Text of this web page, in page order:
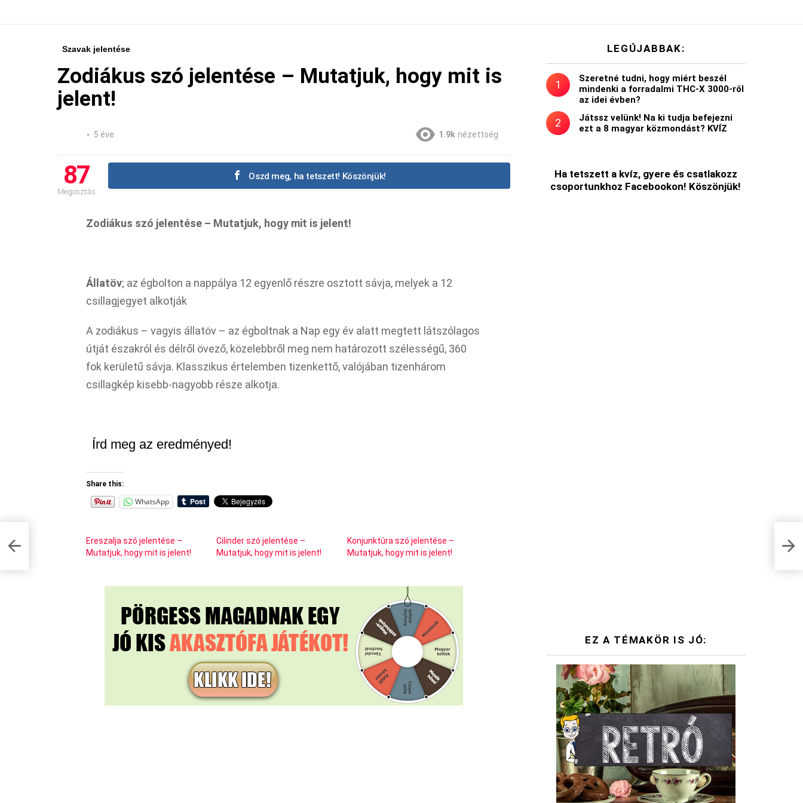
Szavak jelentése
Zodiákus szó jelentése – Mutatjuk, hogy mit is
jelent!
5 éve 1.9k nézettség
87
Megosztás
Oszd meg, ha tetszett! Köszönjük!
Zodiákus szó jelentése – Mutatjuk, hogy mit is jelent!
Állatöv; az égbolton a nappálya 12 egyenlő részre osztott sávja, melyek a 12
csillagjegyet alkotják
A zodiákus – vagyis állatöv – az égboltnak a Nap egy év alatt megtett látszólagos
útját északról és délről övező, közelebbről meg nem határozott szélességű, 360
fok kerületű sávja. Klasszikus értelemben tizenkettő, valójában tizenhárom
csillagkép kisebb-nagyobb része alkotja.
Írd meg az eredményed!
Share this:
WhatsApp
Ereszalja szó jelentése –
Mutatjuk, hogy mit is jelent!
Cilinder szó jelentése –
Mutatjuk, hogy mit is jelent!
Konjunktúra szó jelentése –
Mutatjuk, hogy mit is jelent!
mit
LEGÚJABBAK:
Szeretné tudni, hogy miért beszél
mindenki a forradalmi THC-X 3000-ről
az idei évben?
Játssz velünk! Na ki tudja befejezni
ezt a 8 magyar közmondást? KVÍZ
Ha tetszett a kvíz, gyere és csatlakozz
csoportunkhoz Facebookon! Köszönjük!
EZ A TÉMAKÖR IS JÓ: